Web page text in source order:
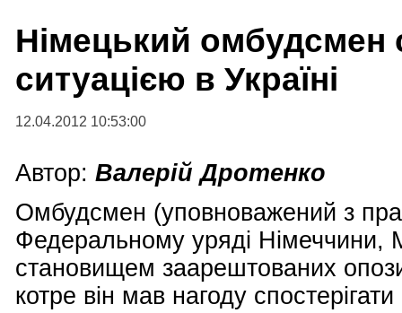
Німецький омбудсмен
ситуацією в Україні
12.04.2012 10:53:00
Автор: Валерій Дротенко
Омбудсмен (уповноважений з
Федеральному уряді Німеччини,
становищем заарештованих
котре він мав нагоду